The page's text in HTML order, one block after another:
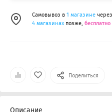
Поделиться
Самовывоз в 1 магазине
4 магазинах позже, бесплатно
Описание